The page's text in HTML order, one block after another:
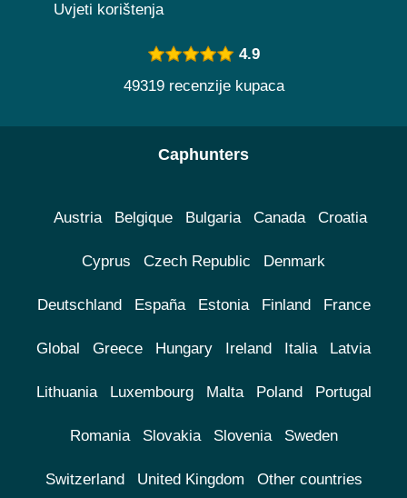
Uvjeti korištenja
4.9
49319 recenzije kupaca
Caphunters
Austria Belgique Bulgaria Canada Croatia
Cyprus Czech Republic Denmark
Deutschland España Estonia Finland France
Global Greece Hungary Ireland Italia Latvia
Lithuania Luxembourg Malta Poland Portugal
Romania Slovakia Slovenia Sweden
Switzerland United Kingdom Other countries